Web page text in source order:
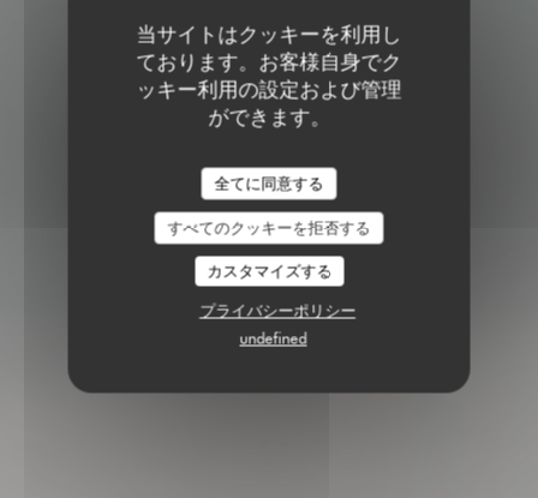
当サイトはクッキーを利用し
ております。お客様自身でク
ッキー利用の設定および管理
ができます。
全てに同意する
すべてのクッキーを拒否する
カスタマイズする
プライバシーポリシー
undefined